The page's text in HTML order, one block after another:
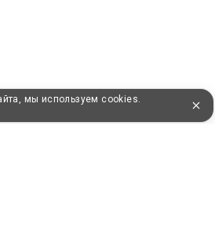
мы используем cookies.